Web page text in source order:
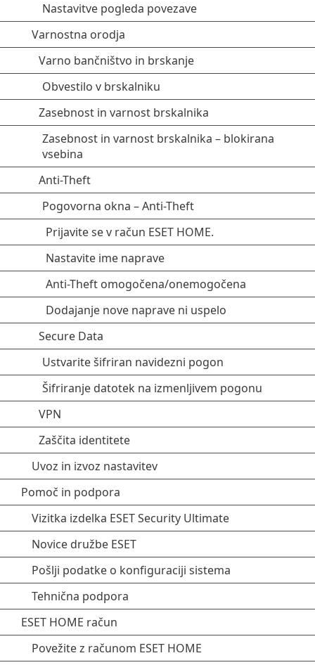
Nastavitve pogleda povezave
Varnostna orodja
Varno bančništvo in brskanje
Obvestilo v brskalniku
Zasebnost in varnost brskalnika
Zasebnost in varnost brskalnika – blokirana
vsebina
Anti-Theft
Pogovorna okna – Anti-Theft
Prijavite se v račun ESET HOME.
Nastavite ime naprave
Anti-Theft omogočena/onemogočena
Dodajanje nove naprave ni uspelo
Secure Data
Ustvarite šifriran navidezni pogon
Šifriranje datotek na izmenljivem pogonu
VPN
Zaščita identitete
Uvoz in izvoz nastavitev
Pomoč in podpora
Vizitka izdelka ESET Security Ultimate
Novice družbe ESET
Pošlji podatke o konfiguraciji sistema
Tehnična podpora
ESET HOME račun
Povežite z računom ESET HOME